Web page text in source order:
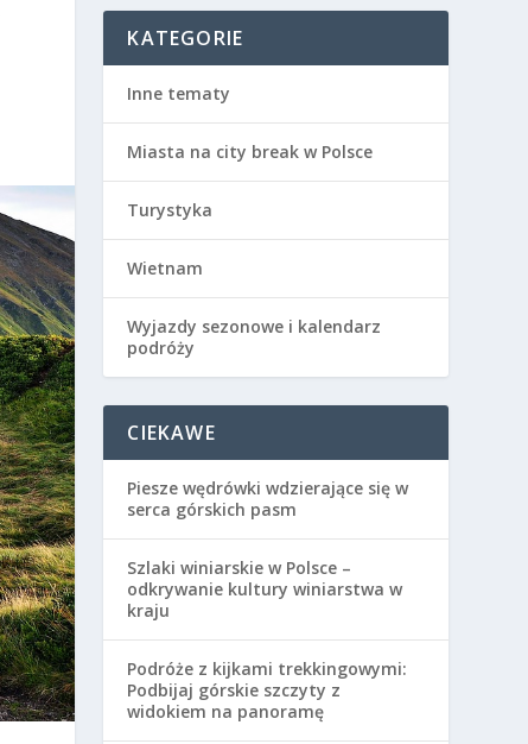
KATEGORIE
Inne tematy
Miasta na city break w Polsce
Turystyka
Wietnam
Wyjazdy sezonowe i kalendarz
podróży
CIEKAWE
Piesze wędrówki wdzierające się w
serca górskich pasm
Szlaki winiarskie w Polsce –
odkrywanie kultury winiarstwa w
kraju
Podróże z kijkami trekkingowymi:
Podbijaj górskie szczyty z
widokiem na panoramę